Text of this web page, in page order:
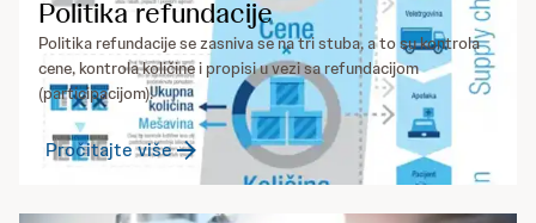
Politika refundacije
Politika refundacije se zasniva se na tri stuba, a to su kontrola
cene, kontrola količine i propisi u vezi sa refundacijom
(participacijom).
Pročitajte više